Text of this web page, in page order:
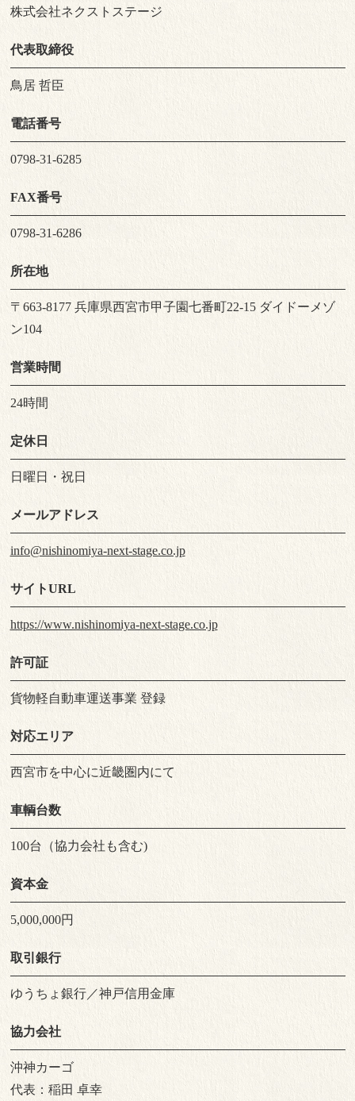
株式会社ネクストステージ
代表取締役
鳥居 哲臣
電話番号
0798-31-6285
FAX番号
0798-31-6286
所在地
〒663-8177 兵庫県西宮市甲子園七番町22-15 ダイドーメゾ
ン104
営業時間
24時間
定休日
日曜日・祝日
メールアドレス
info@nishinomiya-next-stage.co.jp
サイトURL
https://www.nishinomiya-next-stage.co.jp
許可証
貨物軽自動車運送事業 登録
対応エリア
西宮市を中心に近畿圏内にて
車輌台数
100台（協力会社も含む)
資本金
5,000,000円
取引銀行
ゆうちょ銀行／神戸信用金庫
協力会社
沖神カーゴ
代表：稲田 卓幸